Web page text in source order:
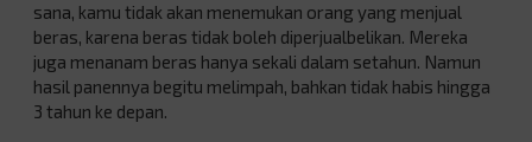
sana, kamu tidak akan menemukan orang yang menjual
beras, karena beras tidak boleh diperjualbelikan. Mereka
juga menanam beras hanya sekali dalam setahun. Namun
hasil panennya begitu melimpah, bahkan tidak habis hingga
3 tahun ke depan.